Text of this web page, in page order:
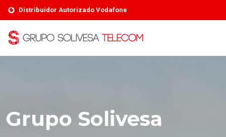
Distribuidor Autorizado Vodafone
Grupo Solivesa